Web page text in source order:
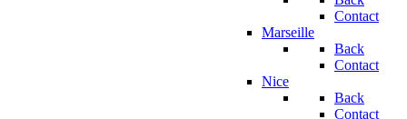
Contact
Marseille
Back
Contact
Nice
Back
Contact